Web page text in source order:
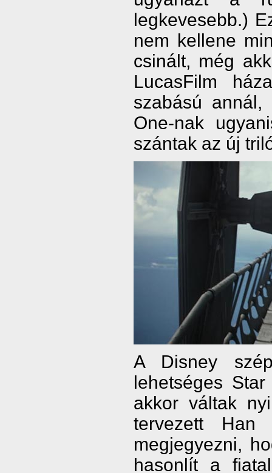
legkevesebb.)
nem kellene
csinált, még
LucasFilm
szabású
One-nak
szántak az új
A Disney
lehetséges
akkor váltak
tervezett Han
megjegyezni,
hasonlít a